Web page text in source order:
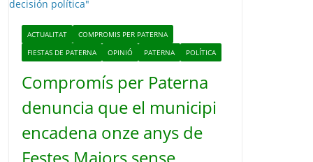
ACTUALITAT
COMPROMIS PER PATERNA
FIESTAS DE PATERNA
OPINIÓ PATERNA POLÍTICA
Compromís per Paterna
denuncia que el municipi
encadena onze anys de
Festes Majors sense